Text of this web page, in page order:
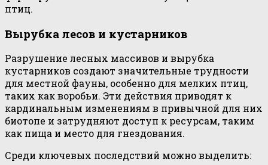
птиц.
Вырубка лесов и кустарников
Разрушение лесных массивов и вырубка
кустарников создают значительные трудности
для местной фауны, особенно для мелких птиц,
таких как воробьи. Эти действия приводят к
кардинальным изменениям в привычной для них
биотопе и затрудняют доступ к ресурсам, таким
как пища и место для гнездования.
Среди ключевых последствий можно выделить: